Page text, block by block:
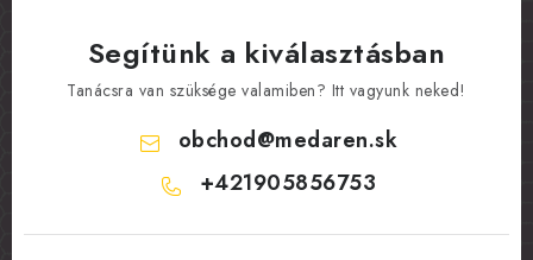
Segítünk a kiválasztásban
Tanácsra van szüksége valamiben? Itt vagyunk neked!
obchod@medaren.sk
+421905856753